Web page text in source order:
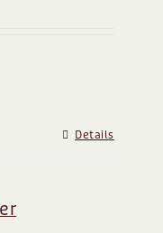
Details